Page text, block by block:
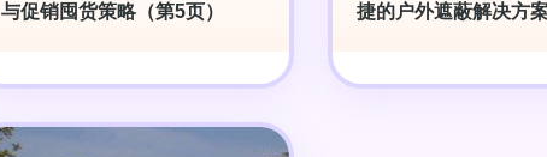
与促销囤货策略（第5页）
捷的户外遮蔽解决方